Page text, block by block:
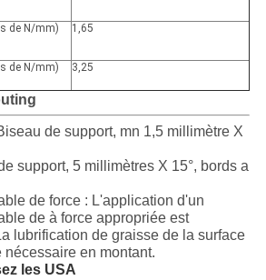
de N/mm)
1,65
de N/mm)
3,25
de support, mn 1,5 millimètre X
support, 5 millimètres X 15°, bords a
de force : L'application d'un
de à force appropriée est
lubrification de graisse de la surface
nécessaire en montant.
les USA